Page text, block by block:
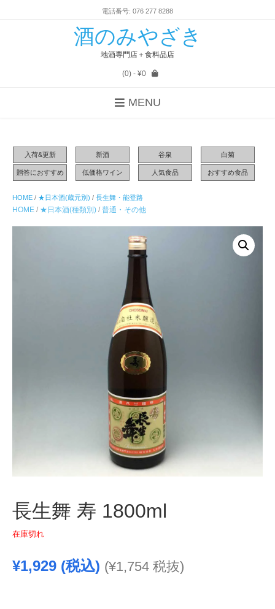
電話番号: 076 277 8288
酒のみやざき
地酒専門店＋食料品店
(0)- ¥0
MENU
入荷&更新 新酒 谷泉 白菊
贈答におすすめ 低価格ワイン 人気食品 おすすめ食品
HOME / ★日本酒(蔵元別) / 長生舞・能登路
HOME / ★日本酒(種類別) / 普通・その他
長生舞 寿 1800ml
在庫切れ
¥1,929 (税込) (¥1,754 税抜)